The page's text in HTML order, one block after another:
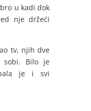
u kadi dok
nje držeći
tv, njih dve
sobi. Bilo je
je i svi